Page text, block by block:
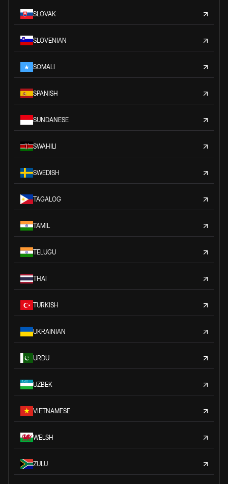
SLOVAK
SLOVENIAN
SOMALI
SPANISH
SUNDANESE
SWAHILI
SWEDISH
TAGALOG
TAMIL
TELUGU
THAI
TURKISH
UKRAINIAN
URDU
UZBEK
VIETNAMESE
WELSH
ZULU